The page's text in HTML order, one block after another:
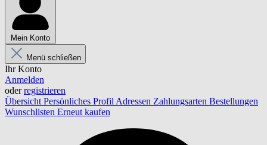
Mein Konto
Menü schließen
Ihr Konto
Anmelden
oderregistrieren
Übersicht Persönliches Profil Adressen Zahlungsarten Bestellungen
Wunschlisten Erneut kaufen